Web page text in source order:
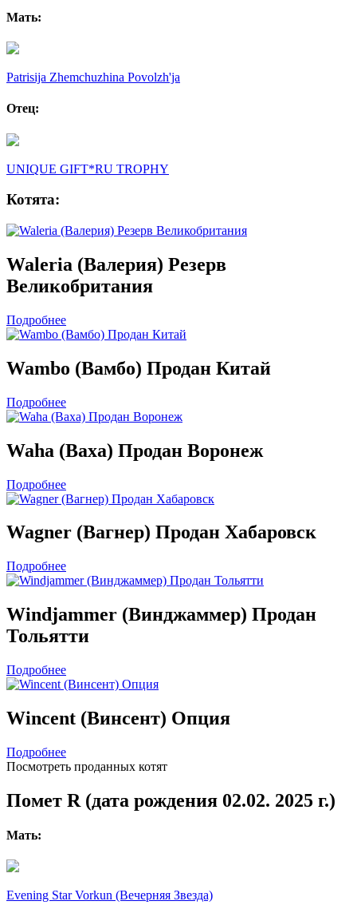
Мать:
Patrisija Zhemchuzhina Povolzh'ja
Отец:
UNIQUE GIFT*RU TROPHY
Котята:
Waleria (Валерия) Резерв
Великобритания
Подробнее
Wambo (Вамбо) Продан Китай
Подробнее
Waha (Ваха) Продан Воронеж
Подробнее
Wagner (Вагнер) Продан Хабаровск
Подробнее
Windjammer (Винджаммер) Продан
Тольятти
Подробнее
Wincent (Винсент) Опция
Подробнее
Посмотреть проданных котят
Помет R (дата рождения 02.02. 2025 г.)
Мать:
Evening Star Vorkun (Вечерняя Звезда)